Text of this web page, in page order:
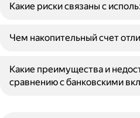
Какие риски связаны с
Чем накопительный счет
Какие преимущества и
сравнению с банковскими